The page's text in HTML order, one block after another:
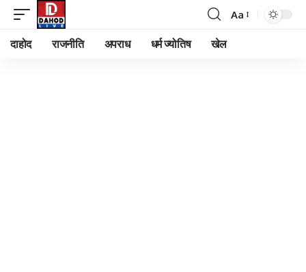
Font
Aa
दाहोद राजनीति अपराध धर्म ज्योतिष खेल